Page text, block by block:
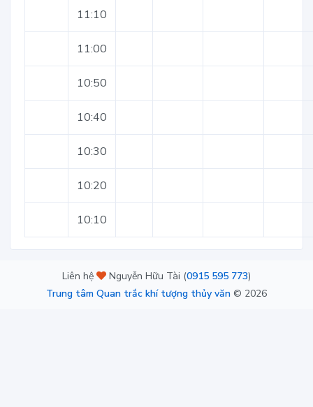
11:10
11:00
10:50
10:40
10:30
10:20
10:10
Liên hệ Nguyễn Hữu Tài (0915 595 773)
Trung tâm Quan trắc khí tượng thủy văn © 2026